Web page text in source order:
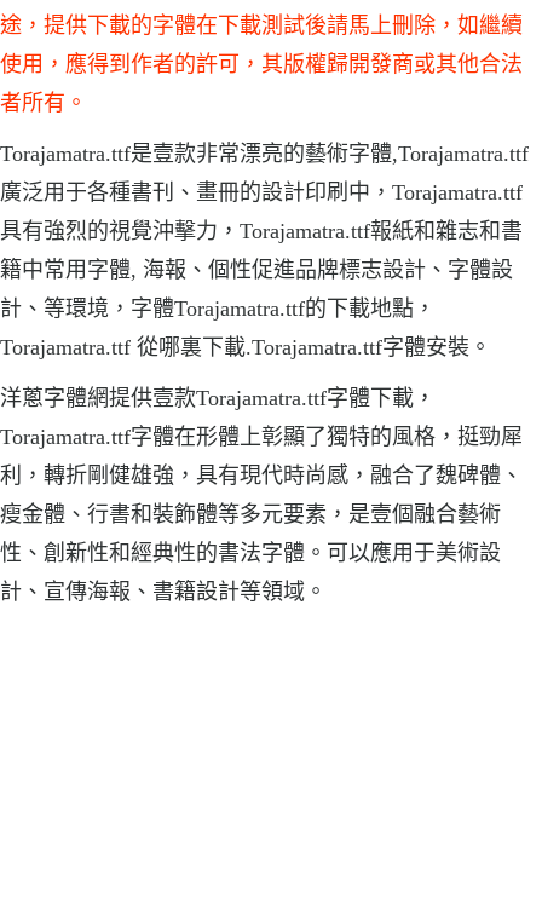
途，提供下載的字體在下載測試後請馬上刪除，如繼續
使用，應得到作者的許可，其版權歸開發商或其他合法
者所有。
Torajamatra.ttf是壹款非常漂亮的藝術字體,Torajamatra.ttf
廣泛用于各種書刊、畫冊的設計印刷中，Torajamatra.ttf
具有強烈的視覺沖擊力，Torajamatra.ttf報紙和雜志和書
籍中常用字體, 海報、個性促進品牌標志設計、字體設
計、等環境，字體Torajamatra.ttf的下載地點，
Torajamatra.ttf 從哪裏下載.Torajamatra.ttf字體安裝。
洋蔥字體網提供壹款Torajamatra.ttf字體下載，
Torajamatra.ttf字體在形體上彰顯了獨特的風格，挺勁犀
利，轉折剛健雄強，具有現代時尚感，融合了魏碑體、
瘦金體、行書和裝飾體等多元要素，是壹個融合藝術
性、創新性和經典性的書法字體。可以應用于美術設
計、宣傳海報、書籍設計等領域。